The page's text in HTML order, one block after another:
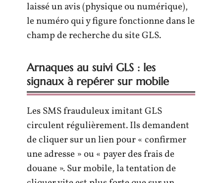
laissé un avis (physique ou numérique),
le numéro qui y figure fonctionne dans le
champ de recherche du site GLS.
Arnaques au suivi GLS : les
signaux à repérer sur mobile
Les SMS frauduleux imitant GLS
circulent régulièrement. Ils demandent
de cliquer sur un lien pour « confirmer
une adresse » ou « payer des frais de
douane ». Sur mobile, la tentation de